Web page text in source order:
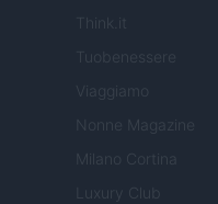
Think.it
Tuobenessere
Viaggiamo
Nonne Magazine
Milano Cortina
Luxury Club